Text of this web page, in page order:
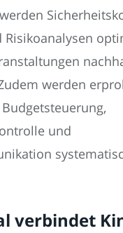
werden
und
verbindet